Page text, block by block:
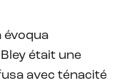
évoqua
était une
avec ténacité